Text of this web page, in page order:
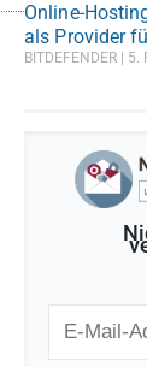
Online-
als Provider
BITDEFENDER 5.